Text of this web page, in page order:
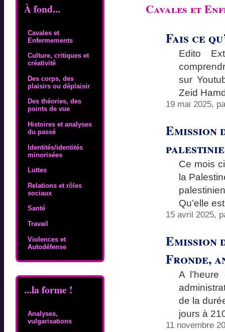
À fond...
Cavales et
Enfermements
Culture, critiques et
créativité
Des corps, des
plaisirs ou déplaisir
Des théories, des
points de vue
Histoires et analyses
du passé
Identités/identités
minorisées
Luttes
Relations et rôles
sociaux
Santé
Travail
Violences et
Autodéfense
...la forme !
Analyses,
vulgarisations
Cavales et
Fais ce
Edito
sur
Zeid
19 mai 2025,
Emission
Ce mois
la
Qu’elle
15 avril 2025,
Emission
Fronde,
A
de la
jours à
11 novembre